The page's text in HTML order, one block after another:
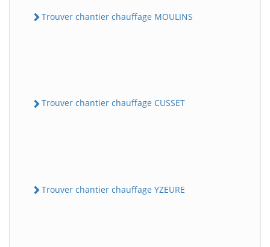
Trouver chantier chauffage MOULINS
Trouver chantier chauffage CUSSET
Trouver chantier chauffage YZEURE